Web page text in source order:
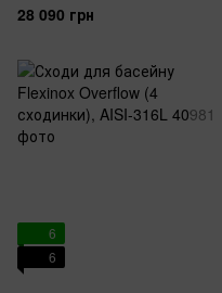
28 090 грн
6
6